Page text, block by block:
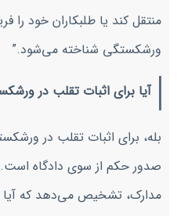
منتقل کند یا طلبکاران خود را
ورشکستگی شناخته می‌شود.”
آیا برای اثبات تقلب در
بله، برای اثبات تقلب در
صدور حکم از سوی دادگاه است.
مدارک، تشخیص می‌دهد که آیا